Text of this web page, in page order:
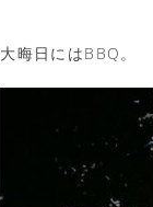
大晦日にはBBQ。